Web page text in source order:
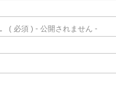
( 必須 ) - 公開されません -